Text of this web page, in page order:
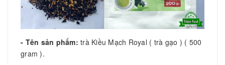
- Tên sản phẩm: trà Kiều Mạch Royal ( trà gạo ) ( 500
gram ).